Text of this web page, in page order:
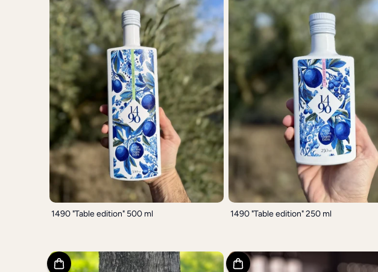
1490 "Table edition" 500 ml 1490 "Table edition" 250 ml